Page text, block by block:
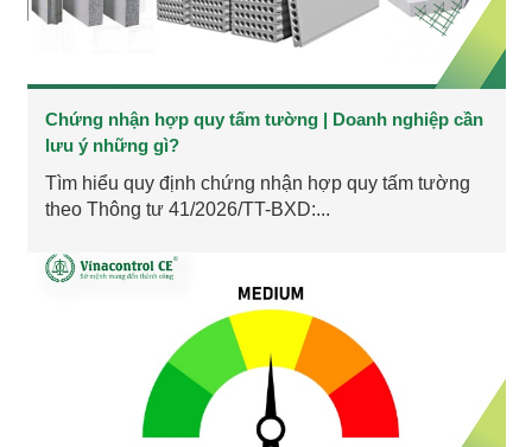
Chứng nhận hợp quy tấm tường | Doanh nghiệp cần
lưu ý những gì?
Tìm hiểu quy định chứng nhận hợp quy tấm tường
theo Thông tư 41/2026/TT-BXD:...